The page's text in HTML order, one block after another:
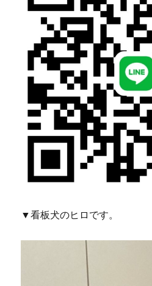
▼看板犬のヒロです。